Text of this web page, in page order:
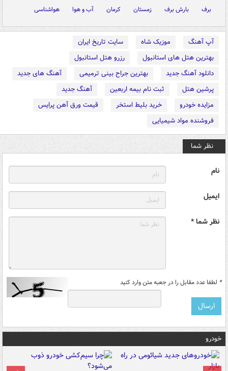
برف بارش برف زمستان کرمان آب و هوا هواشناسی
آپ آهنگ موزیک شاه
سایت تاریخ ایران
بهترین هتل های استانبول
رزرو هتل استانبول
دانلود آهنگ جدید
بهترین جراح بینی ترمیمی
آهنگ های جدید
پرشین هتل
ثبت نام بیمه اربعین
آهنگ جدید
مزایده خودرو
خرید بلیط استخر
قیمت ورق آهن پرایس
فروشنده مواد شیمیایی
نظر شما
نام
ایمیل
نظر شما *
* لطفا عدد مقابل را در جعبه متن وارد کنید
خودرو